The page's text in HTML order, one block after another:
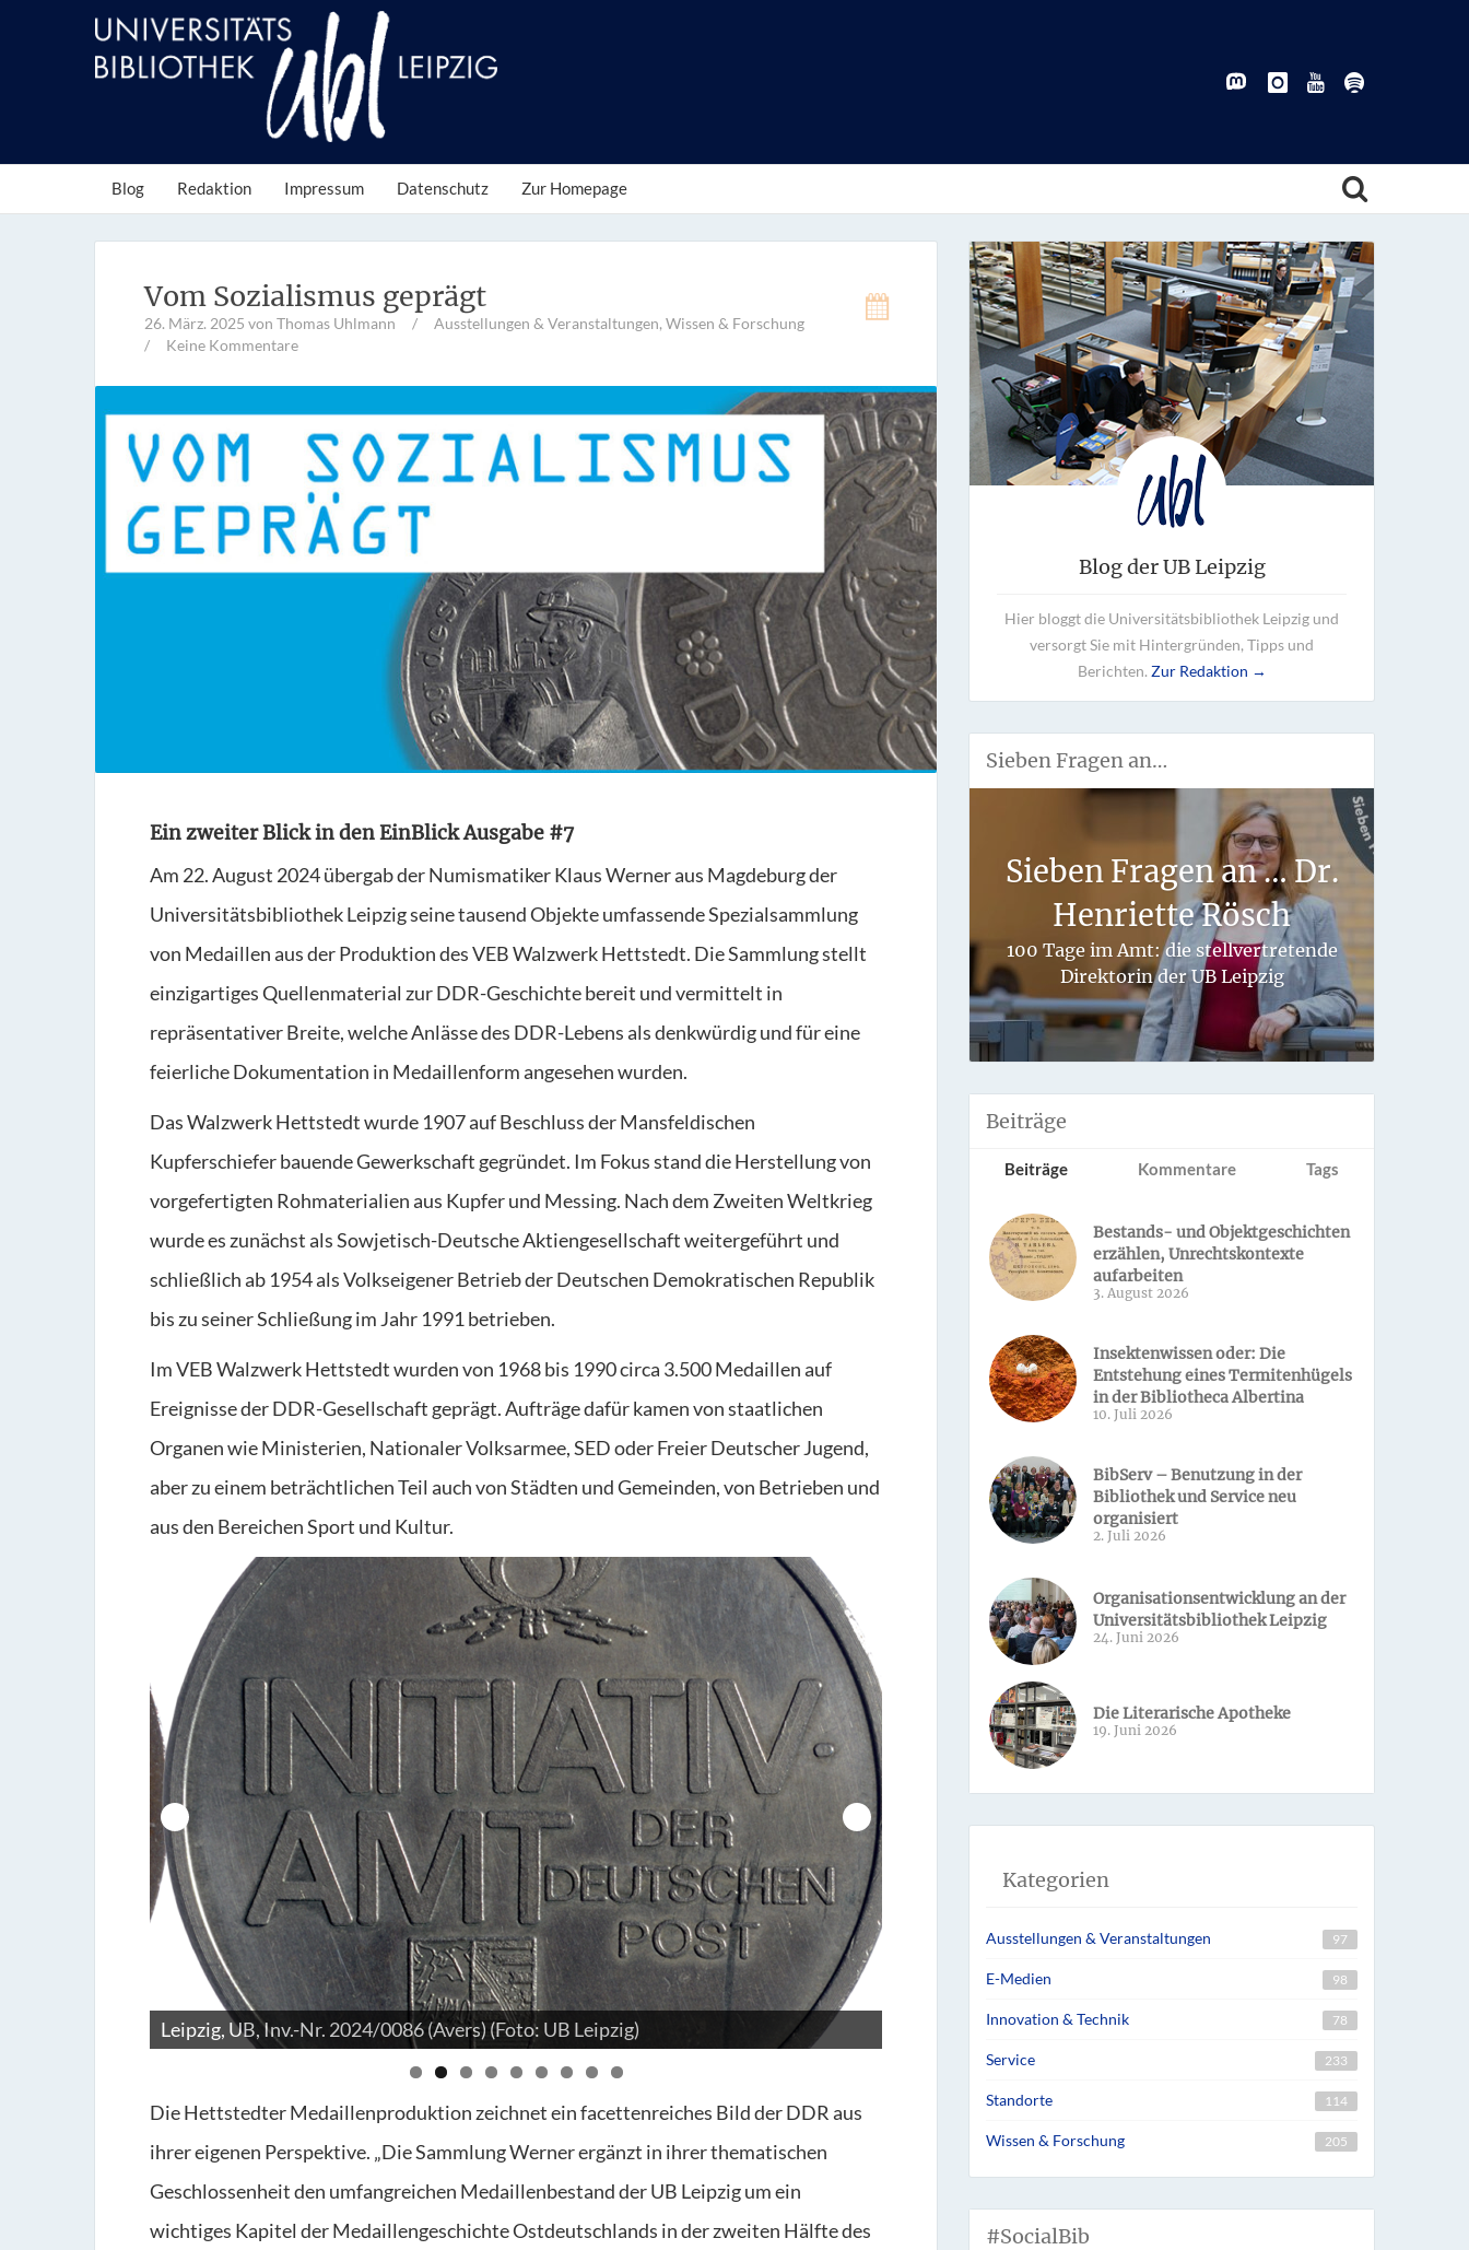
Blog Redaktion Impressum Datenschutz Zur Homepage
Vom Sozialismus geprägt
26. März. 2025 von Thomas Uhlmann / Ausstellungen & Veranstaltungen, Wissen & Forschung
/
Keine Kommentare
Ein zweiter Blick in den EinBlick Ausgabe #7
Am 22. August 2024 übergab der Numismatiker Klaus Werner aus Magdeburg der
Universitätsbibliothek Leipzig seine tausend Objekte umfassende Spezialsammlung
von Medaillen aus der Produktion des VEB Walzwerk Hettstedt. Die Sammlung stellt
einzigartiges Quellenmaterial zur DDR-Geschichte bereit und vermittelt in
repräsentativer Breite, welche Anlässe des DDR-Lebens als denkwürdig und für eine
feierliche Dokumentation in Medaillenform angesehen wurden.
Das Walzwerk Hettstedt wurde 1907 auf Beschluss der Mansfeldischen
Kupferschiefer bauende Gewerkschaft gegründet. Im Fokus stand die Herstellung von
vorgefertigten Rohmaterialien aus Kupfer und Messing. Nach dem Zweiten Weltkrieg
wurde es zunächst als Sowjetisch-Deutsche Aktiengesellschaft weitergeführt und
schließlich ab 1954 als Volkseigener Betrieb der Deutschen Demokratischen Republik
bis zu seiner Schließung im Jahr 1991 betrieben.
Im VEB Walzwerk Hettstedt wurden von 1968 bis 1990 circa 3.500 Medaillen auf
Ereignisse der DDR-Gesellschaft geprägt. Aufträge dafür kamen von staatlichen
Organen wie Ministerien, Nationaler Volksarmee, SED oder Freier Deutscher Jugend,
aber zu einem beträchtlichen Teil auch von Städten und Gemeinden, von Betrieben und
aus den Bereichen Sport und Kultur.
Leipzig, UB, Inv.-Nr. 2024/0087 (Avers) (Foto: UB Leipzig) Leipzig, UB, Inv.-Nr. 2024/0089 (Avers) (Foto: UB Leipzig)
Die Hettstedter Medaillenproduktion zeichnet ein facettenreiches Bild der DDR aus
ihrer eigenen Perspektive. „Die Sammlung Werner ergänzt in ihrer thematischen
Geschlossenheit den umfangreichen Medaillenbestand der UB Leipzig um ein
wichtiges Kapitel der Medaillengeschichte Ostdeutschlands in der zweiten Hälfte des
Blog der UB Leipzig
Hier bloggt die Universitätsbibliothek Leipzig und
versorgt Sie mit Hintergründen, Tipps und
Berichten. Zur Redaktion →
Sieben Fragen an…
Sieben Fragen an...
Stefan Fischer
Seit dem 1. November 1977 hat er bei uns
Sieben Fragen an … Dr.
Henriette Rösch
100 Tage im Amt: die stellvertretende
Direktorin der UB Leipzig
Beiträge
Beiträge Kommentare Tags
Bestands- und Objektgeschichten
erzählen, Unrechtskontexte
aufarbeiten
3. August 2026
Insektenwissen oder: Die
Entstehung eines Termitenhügels
in der Bibliotheca Albertina
10. Juli 2026
BibServ – Benutzung in der
Bibliothek und Service neu
organisiert
2. Juli 2026
Organisationsentwicklung an der
Universitätsbibliothek Leipzig
24. Juni 2026
Die Literarische Apotheke
19. Juni 2026
Kategorien
Ausstellungen & Veranstaltungen 97
E-Medien 98
Innovation & Technik 78
Service 233
Standorte 114
Wissen & Forschung 205
#SocialBib